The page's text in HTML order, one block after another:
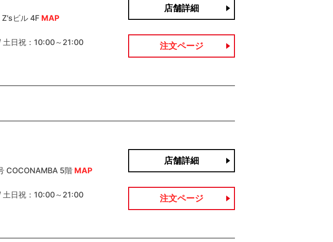
ビル 4F MAP
日祝：10:00～21:00
店舗詳細
注文ページ
COCONAMBA 5階 MAP
日祝：10:00～21:00
店舗詳細
注文ページ